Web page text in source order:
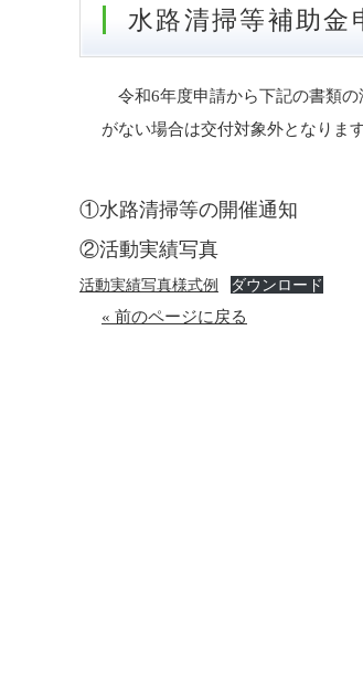
水路清掃等補助
令和6年度申請から下記の書類の
がない場合は交付対象外となります
①水路清掃等の開催通知
②活動実績写真
活動実績写真様式例 ダウンロード
« 前のページに戻る